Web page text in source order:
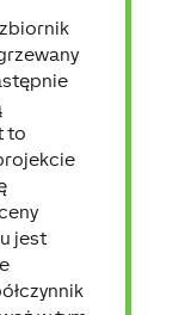
to
jest